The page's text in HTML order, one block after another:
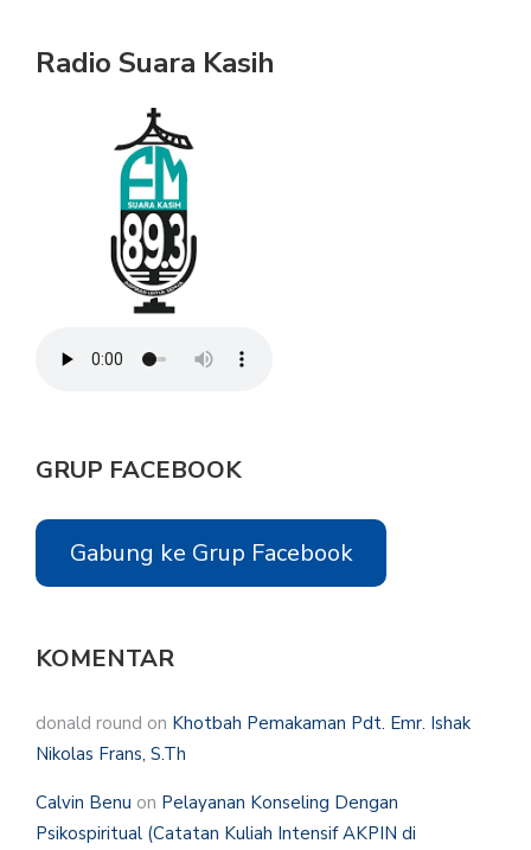
Radio Suara Kasih
GRUP FACEBOOK
Gabung ke Grup Facebook
KOMENTAR
donald round on Khotbah Pemakaman Pdt. Emr. Ishak
Nikolas Frans, S.Th
Calvin Benu on Pelayanan Konseling Dengan
Psikospiritual (Catatan Kuliah Intensif AKPIN di